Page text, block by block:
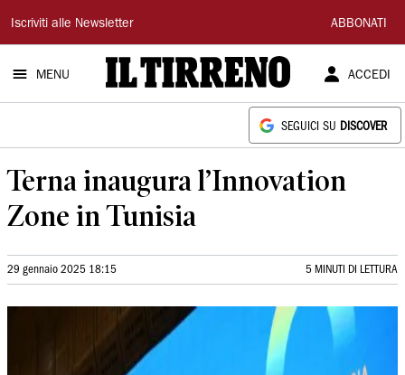
Il
Tirreno
Iscriviti alle Newsletter ABBONATI
MENU ACCEDI
SEGUICI SU DISCOVER
Terna inaugura l’Innovation
Zone in Tunisia
29 gennaio 2025 18:15 5 MINUTI DI LETTURA